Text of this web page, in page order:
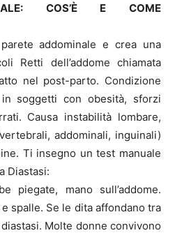
COS’È E COME
addominale e crea una
Retti dell’addome chiamata
nel post-parto. Condizione
soggetti con obesità, sforzi
Causa instabilità lombare,
addominali, inguinali)
Ti insegno un test manuale
Diastasi:
piegate, mano sull’addome.
spalle. Se le dita affondano tra
Molte donne convivono